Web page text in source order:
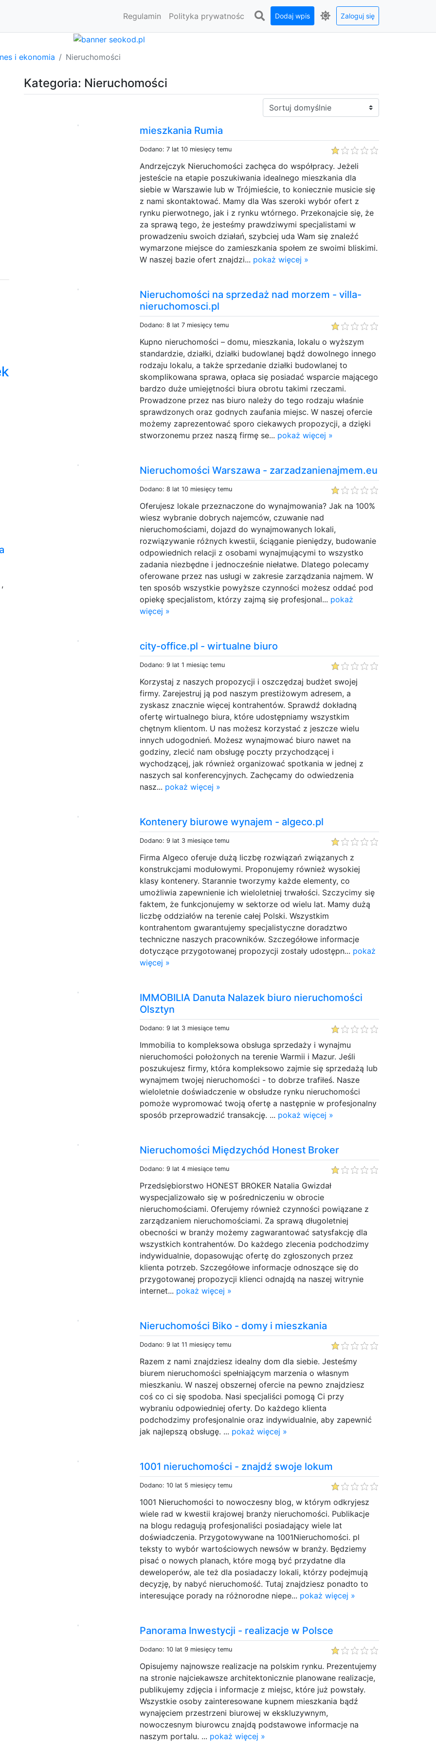
Regulamin Polityka prywatnośc Dodaj wpis Zaloguj się
i ekonomia Nieruchomości
Kategoria: Nieruchomości
Sortuj:
mieszkania Rumia
Dodano: 7 lat 10 miesięcy temu
Andrzejczyk Nieruchomości zachęca do współpracy. Jeżeli
jesteście na etapie poszukiwania idealnego mieszkania dla
siebie w Warszawie lub w Trójmieście, to koniecznie musicie się
z nami skontaktować. Mamy dla Was szeroki wybór ofert z
rynku pierwotnego, jak i z rynku wtórnego. Przekonajcie się, że
za sprawą tego, że jesteśmy prawdziwymi specjalistami w
prowadzeniu swoich działań, szybciej uda Wam się znaleźć
wymarzone miejsce do zamieszkania społem ze swoimi bliskimi.
W naszej bazie ofert znajdzi... pokaż więcej »
Nieruchomości na sprzedaż nad morzem - villa-
nieruchomosci.pl
Dodano: 8 lat 7 miesięcy temu
Kupno nieruchomości – domu, mieszkania, lokalu o wyższym
standardzie, działki, działki budowlanej bądź dowolnego innego
rodzaju lokalu, a także sprzedanie działki budowlanej to
skomplikowana sprawa, opłaca się posiadać wsparcie mającego
bardzo duże umiejętności biura obrotu takimi rzeczami.
Prowadzone przez nas biuro należy do tego rodzaju właśnie
sprawdzonych oraz godnych zaufania miejsc. W naszej ofercie
możemy zaprezentować sporo ciekawych propozycji, a dzięki
stworzonemu przez naszą firmę se... pokaż więcej »
Nieruchomości Warszawa - zarzadzanienajmem.eu
Dodano: 8 lat 10 miesięcy temu
Oferujesz lokale przeznaczone do wynajmowania? Jak na 100%
wiesz wybranie dobrych najemców, czuwanie nad
nieruchomościami, dojazd do wynajmowanych lokali,
rozwiązywanie różnych kwestii, ściąganie pieniędzy, budowanie
odpowiednich relacji z osobami wynajmującymi to wszystko
zadania niezbędne i jednocześnie niełatwe. Dlatego polecamy
oferowane przez nas usługi w zakresie zarządzania najmem. W
ten sposób wszystkie powyższe czynności możesz oddać pod
opiekę specjalistom, którzy zajmą się profesjonal... pokaż
więcej »
city-office.pl - wirtualne biuro
Dodano: 9 lat 1 miesiąc temu
Korzystaj z naszych propozycji i oszczędzaj budżet swojej
firmy. Zarejestruj ją pod naszym prestiżowym adresem, a
zyskasz znacznie więcej kontrahentów. Sprawdź dokładną
ofertę wirtualnego biura, które udostępniamy wszystkim
chętnym klientom. U nas możesz korzystać z jeszcze wielu
innych udogodnień. Możesz wynajmować biuro nawet na
godziny, zlecić nam obsługę poczty przychodzącej i
wychodzącej, jak również organizować spotkania w jednej z
naszych sal konferencyjnych. Zachęcamy do odwiedzenia
nasz... pokaż więcej »
Kontenery biurowe wynajem - algeco.pl
Dodano: 9 lat 3 miesiące temu
Firma Algeco oferuje dużą liczbę rozwiązań związanych z
konstrukcjami modułowymi. Proponujemy również wysokiej
klasy kontenery. Starannie tworzymy każde elementy, co
umożliwia zapewnienie ich wieloletniej trwałości. Szczycimy się
faktem, że funkcjonujemy w sektorze od wielu lat. Mamy dużą
liczbę oddziałów na terenie całej Polski. Wszystkim
kontrahentom gwarantujemy specjalistyczne doradztwo
techniczne naszych pracowników. Szczegółowe informacje
dotyczące przygotowanej propozycji zostały udostępn... pokaż
więcej »
IMMOBILIA Danuta Nalazek biuro nieruchomości
Olsztyn
Dodano: 9 lat 3 miesiące temu
Immobilia to kompleksowa obsługa sprzedaży i wynajmu
nieruchomości położonych na terenie Warmii i Mazur. Jeśli
poszukujesz firmy, która kompleksowo zajmie się sprzedażą lub
wynajmem twojej nieruchomości - to dobrze trafiłeś. Nasze
wieloletnie doświadczenie w obsłudze rynku nieruchomości
pomoże wypromować twoją ofertę a następnie w profesjonalny
sposób przeprowadzić transakcję. ... pokaż więcej »
Nieruchomości Międzychód Honest Broker
Dodano: 9 lat 4 miesiące temu
Przedsiębiorstwo HONEST BROKER Natalia Gwizdał
wyspecjalizowało się w pośredniczeniu w obrocie
nieruchomościami. Oferujemy również czynności powiązane z
zarządzaniem nieruchomościami. Za sprawą długoletniej
obecności w branży możemy zagwarantować satysfakcję dla
wszystkich kontrahentów. Do każdego zlecenia podchodzimy
indywidualnie, dopasowując ofertę do zgłoszonych przez
klienta potrzeb. Szczegółowe informacje odnoszące się do
przygotowanej propozycji klienci odnajdą na naszej witrynie
internet... pokaż więcej »
Nieruchomości Biko - domy i mieszkania
Dodano: 9 lat 11 miesięcy temu
Razem z nami znajdziesz idealny dom dla siebie. Jesteśmy
biurem nieruchomości spełniającym marzenia o własnym
mieszkaniu. W naszej obszernej ofercie na pewno znajdziesz
coś co ci się spodoba. Nasi specjaliści pomogą Ci przy
wybraniu odpowiedniej oferty. Do każdego klienta
podchodzimy profesjonalnie oraz indywidualnie, aby zapewnić
jak najlepszą obsługę. ... pokaż więcej »
1001 nieruchomości - znajdź swoje lokum
Dodano: 10 lat 5 miesięcy temu
1001 Nieruchomości to nowoczesny blog, w którym odkryjesz
wiele rad w kwestii krajowej branży nieruchomości. Publikacje
na blogu redagują profesjonaliści posiadający wiele lat
doświadczenia. Przygotowywane na 1001Nieruchomości. pl
teksty to wybór wartościowych newsów w branży. Będziemy
pisać o nowych planach, które mogą być przydatne dla
deweloperów, ale też dla posiadaczy lokali, którzy podejmują
decyzję, by nabyć nieruchomość. Tutaj znajdziesz ponadto to
interesujące porady na różnorodne niepe... pokaż więcej »
Panorama Inwestycji - realizacje w Polsce
Dodano: 10 lat 9 miesięcy temu
Opisujemy najnowsze realizacje na polskim rynku. Prezentujemy
na stronie najciekawsze architektonicznie planowane realizacje,
publikujemy zdjęcia i informacje z miejsc, które już powstały.
Wszystkie osoby zainteresowane kupnem mieszkania bądź
wynajęciem przestrzeni biurowej w ekskluzywnym,
nowoczesnym biurowcu znajdą podstawowe informacje na
naszym portalu. ... pokaż więcej »
,